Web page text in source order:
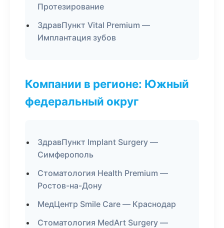
Протезирование
ЗдравПункт Vital Premium —
Имплантация зубов
Компании в регионе: Южный
федеральный округ
ЗдравПункт Implant Surgery —
Симферополь
Стоматология Health Premium —
Ростов-на-Дону
МедЦентр Smile Care — Краснодар
Стоматология MedArt Surgery —